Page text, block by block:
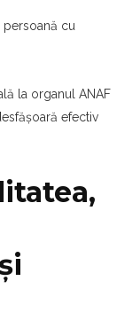
persoană cu
la organul ANAF
efectiv